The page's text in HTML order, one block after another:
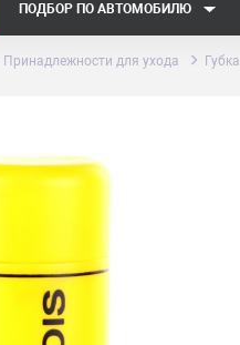
ПОДБОР ПО АВТОМОБИЛЮ
Принадлежности для ухода Губка